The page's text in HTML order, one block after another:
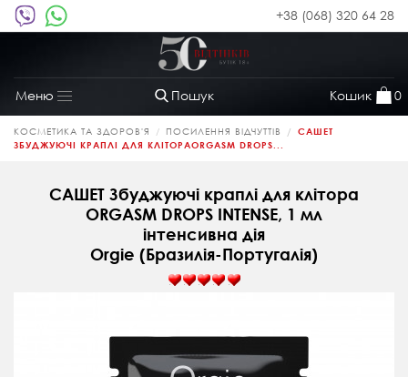
+38 (068) 320 64 28
Пошук Кошик 0
Меню
Toggle
navigation
КОСМЕТИКА ТА ЗДОРОВ'Я ПОСИЛЕННЯ ВІДЧУТТІВ
САШЕТ
ЗБУДЖУЮЧІ КРАПЛІ ДЛЯ КЛІТОРАORGASM DROPS...
САШЕТ Збуджуючі краплі для клітора
ORGASM DROPS INTENSE, 1 мл
інтенсивна дія
Orgie (Бразилія-Португалія)